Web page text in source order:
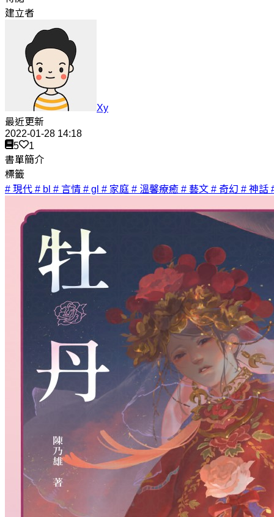
建立者
Xy
最近更新
2022-01-28 14:18
5
1
書單簡介
標籤
# 現代 # bl # 言情 # gl # 家庭 # 溫馨療癒 # 藝文 # 奇幻 # 神話